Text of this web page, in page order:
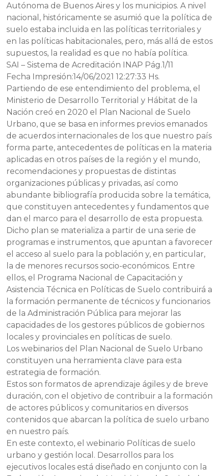
Autónoma de Buenos Aires y los municipios. A nivel
nacional, históricamente se asumió que la política de
suelo estaba incluida en las políticas territoriales y
en las políticas habitacionales, pero, más allá de estos
supuestos, la realidad es que no había política.
SAI – Sistema de Acreditación INAP Pág.1/11
Fecha Impresión:14/06/2021 12:27:33 Hs.
Partiendo de ese entendimiento del problema, el
Ministerio de Desarrollo Territorial y Hábitat de la
Nación creó en 2020 el Plan Nacional de Suelo
Urbano, que se basa en informes previos emanados
de acuerdos internacionales de los que nuestro país
forma parte, antecedentes de políticas en la materia
aplicadas en otros países de la región y el mundo,
recomendaciones y propuestas de distintas
organizaciones públicas y privadas, así como
abundante bibliografía producida sobre la temática,
que constituyen antecedentes y fundamentos que
dan el marco para el desarrollo de esta propuesta.
Dicho plan se materializa a partir de una serie de
programas e instrumentos, que apuntan a favorecer
el acceso al suelo para la población y, en particular,
la de menores recursos socio-económicos. Entre
ellos, el Programa Nacional de Capacitación y
Asistencia Técnica en Políticas de Suelo contribuirá a
la formación permanente de técnicos y funcionarios
de la Administración Pública para mejorar las
capacidades de los gestores públicos de gobiernos
locales y provinciales en políticas de suelo.
Los webinarios del Plan Nacional de Suelo Urbano
constituyen una herramienta clave para esta
estrategia de formación.
Estos son formatos de aprendizaje ágiles y de breve
duración, con el objetivo de contribuir a la formación
de actores públicos y comunitarios en diversos
contenidos que abarcan la política de suelo urbano
en nuestro país.
En este contexto, el webinario Políticas de suelo
urbano y gestión local. Desarrollos para los
ejecutivos locales está diseñado en conjunto con la